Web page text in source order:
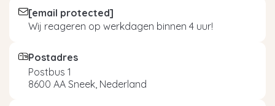
[email protected]
Wij reageren op werkdagen binnen 4 uur!
Postadres
Postbus 1
8600 AA Sneek, Nederland